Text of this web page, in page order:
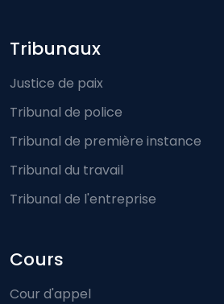
Footer-menu
Tribunaux
Justice de paix
Tribunal de police
Tribunal de première instance
Tribunal du travail
Tribunal de l'entreprise
Cours
Cour d'appel